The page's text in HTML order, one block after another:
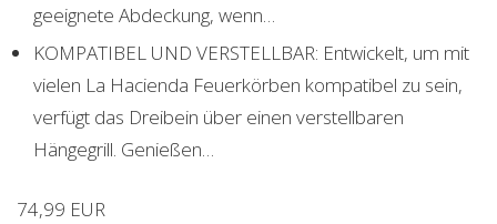
geeignete Abdeckung, wenn…
KOMPATIBEL UND VERSTELLBAR: Entwickelt, um mit
vielen La Hacienda Feuerkörben kompatibel zu sein,
verfügt das Dreibein über einen verstellbaren
Hängegrill. Genießen…
74,99 EUR